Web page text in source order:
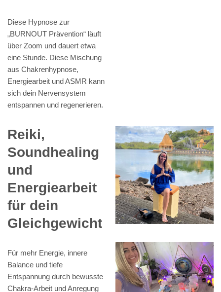
Diese Hypnose zur
„BURNOUT Prävention“ läuft
über Zoom und dauert etwa
eine Stunde. Diese Mischung
aus Chakrenhypnose,
Energiearbeit und ASMR kann
sich dein Nervensystem
entspannen und regenerieren.
Reiki,
Soundhealing
und
Energiearbeit
für dein
Gleichgewicht
Für mehr Energie, innere
Balance und tiefe
Entspannung durch bewusste
Chakra-Arbeit und Anregung